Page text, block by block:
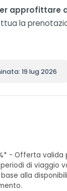
approfittare
la
19 lug 2026
- Offerta
di viaggio
alla